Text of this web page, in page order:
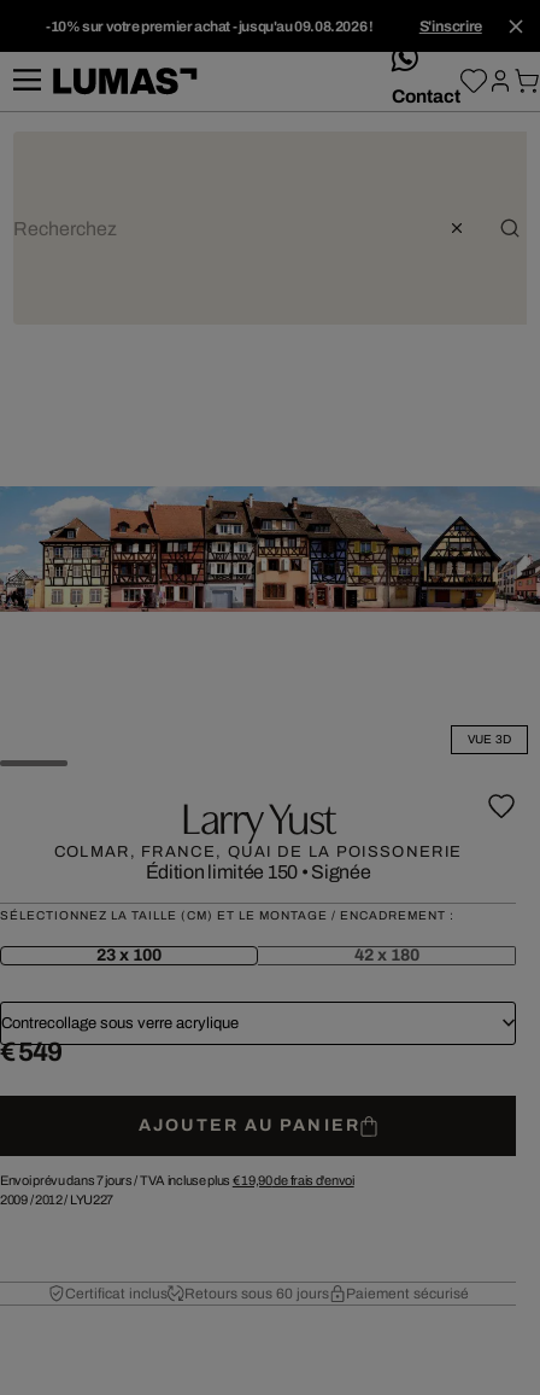
-10% sur votre premier achat - jusqu'au 09.08.2026 ! S'inscrire
whatsApp
Contact
VUE 3D
Larry Yust
COLMAR, FRANCE, QUAI DE LA POISSONERIE
Édition limitée 150 • Signée
SÉLECTIONNEZ LA TAILLE (CM) ET LE MONTAGE / ENCADREMENT :
23 x 100 42 x 180
Contrecollage sous verre acrylique
€ 549
AJOUTER AU PANIER
Envoi prévu dans 7 jours /TVA incluse plus € 19,90de frais d'envoi
2009/2012/ LYU227
Certificat inclus Retours sous 60 jours Paiement sécurisé